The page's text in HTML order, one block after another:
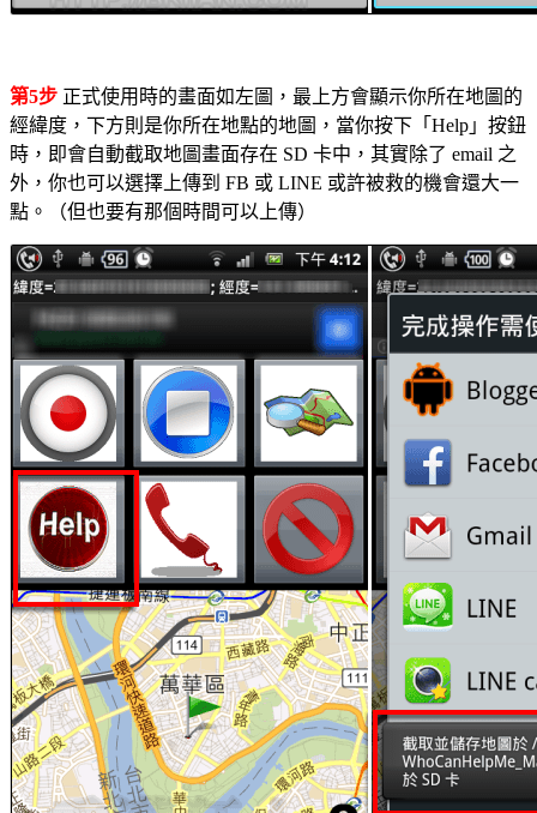
第5步 正式使用時的畫面如左圖，最上方會顯示你所在地圖的
經緯度，下方則是你所在地點的地圖，當你按下「Help」按鈕
時，即會自動截取地圖畫面存在 SD 卡中，其實除了 email 之
外，你也可以選擇上傳到 FB 或 LINE 或許被救的機會還大一
點。（但也要有那個時間可以上傳）